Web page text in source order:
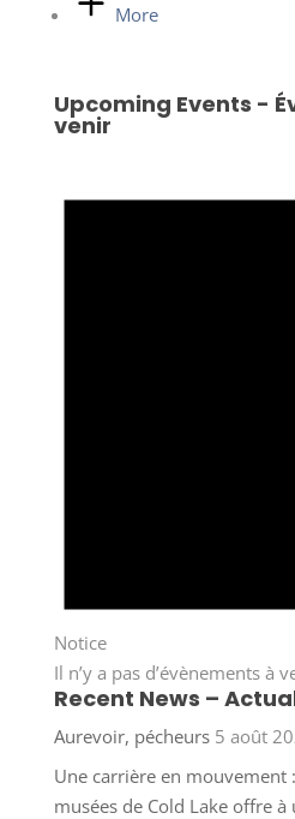
More
Upcoming Events -
venir
Notice
Il n’y a pas d’évènements à
Recent News –
Aurevoir, pécheurs 5 août
Une carrière en mouvement
musées de Cold Lake offre